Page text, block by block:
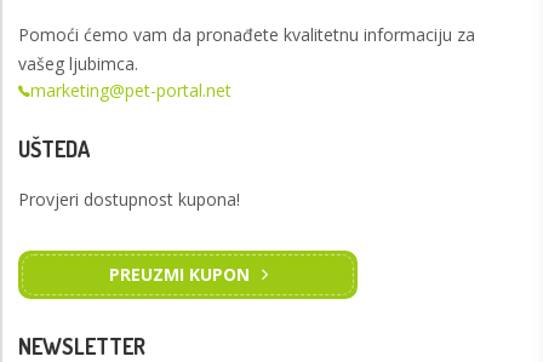
Pomoći ćemo vam da pronađete kvalitetnu informaciju za
vašeg ljubimca.
marketing@pet-portal.net
UŠTEDA
Provjeri dostupnost kupona!
PREUZMI KUPON
NEWSLETTER